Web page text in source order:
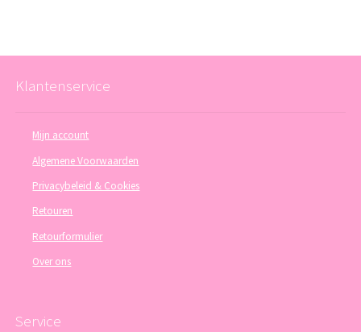
Klantenservice
Mijn account
Algemene Voorwaarden
Privacybeleid & Cookies
Retouren
Retourformulier
Over ons
Service